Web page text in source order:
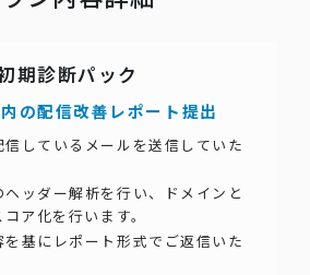
期診断パック
の配信改善レポート提出
しているメールを送信していた
ッダー解析を行い、ドメインと
ア化を行います。
を基にレポート形式でご返信いた